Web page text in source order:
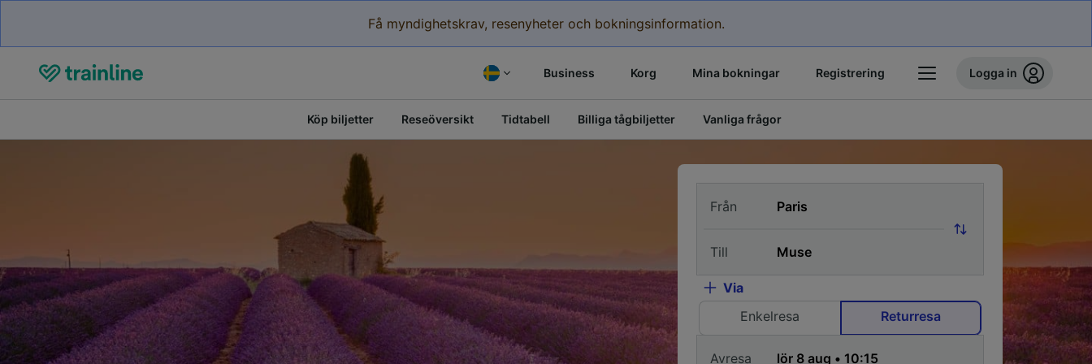
Få myndighetskrav, resenyheter och bokningsinformation.
Business Korg Mina bokningar Registrering Logga in
Köp biljetter Reseöversikt Tidtabell Billiga tågbiljetter Vanliga frågor
Från
Till
Via
Enkelresa
Returresa
Avresa